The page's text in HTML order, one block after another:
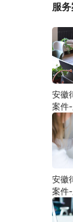
服务
安徽
案件
安徽
案件